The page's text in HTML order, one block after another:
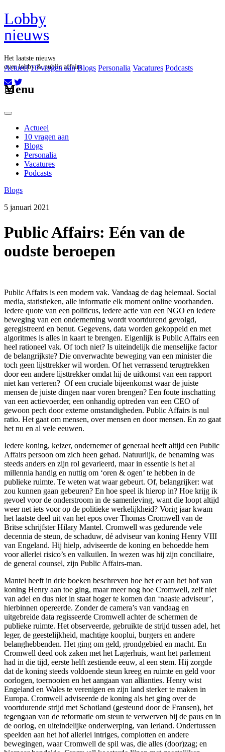
Lobby
nieuws
Het laatste nieuws
over lobby & public affairs
Aboneer op onze nieuwsbrief
Actueel 10 vragen aan Blogs Personalia Vacatures Podcasts
Menu
Actueel
10 vragen aan
Blogs
Personalia
Vacatures
Podcasts
Blogs
5 januari 2021
Public Affairs: Eén van de
oudste beroepen
Public Affairs is een modern vak. Vandaag de dag helemaal. Social
media, statistieken, alle informatie elk moment online voorhanden.
Iedere quote van een politicus, iedere actie van een NGO en iedere
beweging van een onderneming wordt voortdurend gevolgd,
geregistreerd en benut. Gegevens, data worden gekoppeld en met
algoritmes is alles in kaart te brengen. Eigenlijk is Public Affairs een
heel rationeel vak. Of toch niet? Is uiteindelijk die menselijke factor
de belangrijkste? Die onverwachte beweging van een minister die
toch geen lijsttrekker wil worden. Of het verrassend terugtrekken
door een andere lijsttrekker omdat hij de uitkomst van een rapport
niet kan verteren? Of een cruciale bijeenkomst waar de juiste
mensen de juiste dingen naar voren brengen? Een foute inschatting
van een actievoerder, een onhandig optreden van een CEO of
gewoon pech door externe omstandigheden. Public Affairs is nul
ratio. Het gaat om mensen, over mensen en door mensen. En zo gaat
het nu en al vele eeuwen.
Iedere koning, keizer, ondernemer of generaal heeft altijd een Public
Affairs persoon om zich heen gehad. Natuurlijk, de benaming was
steeds anders en zijn rol gevarieerd, maar in essentie is het al
millennia handig en nuttig om ‘oren & ogen’ te hebben in de
publieke ruimte. Te weten wat waar gebeurt. Of, belangrijker: wat
zou kunnen gaan gebeuren? En hoe speel ik hierop in? Hoe krijg ik
gevoel voor de onderstroom in de samenleving, want die loopt altijd
weer net iets voor op de politieke werkelijkheid? Vorig jaar kwam
het laatste deel uit van het epos over Thomas Cromwell van de
Britse schrijfster Hilary Mantel. Cromwell was gedurende vele
decennia de steun, de schaduw, dé adviseur van koning Henry VIII
van Engeland. Hij hielp, adviseerde de koning en behoedde hem
voor allerlei risico’s en valkuilen. In wezen was hij zijn conciliaire,
de general counsel, zijn Public Affairs-man.
Mantel heeft in drie boeken beschreven hoe het er aan het hof van
koning Henry aan toe ging, maar meer nog hoe Cromwell, zelf niet
van adel en dus niet in staat hoger te komen dan ‘naaste adviseur’,
hierbinnen opereerde. Zonder de camera’s van vandaag en
uitgebreide data regisseerde Cromwell achter de schermen de
publieke ruimte. Het observeerde, gebruikte de strijd tussen adel, het
leger, de geestelijkheid, machtige kooplui, burgers en andere
belanghebbenden. Het ging om geld, grondgebied en macht. En
Cromwell deed ook zaken met het Lagerhuis, want het parlement
had in die tijd, eerste helft zestiende eeuw, al een stem. Hij zorgde
dat de koning steeds voldoende steun kreeg en ruimte en geld voor
oorlogen, toernooien en het aangaan van allianties. Henry wist
Engeland en Wales te verenigen en zijn land sterker te maken in
Europa. Cromwell adviseerde de koning als het ging over de
voortdurende strijd met Schotland (gesteund door de Fransen), het
tegengaan van de reformatie om steun te verwerven bij de paus en in
de oorlog, en uiteindelijke onderwerping, van Ierland. Ondertussen
speelden aan het hof allerlei intriges, complotten en andere
bewegingen, waar Cromwell de spil was, die alles (door)zag; en